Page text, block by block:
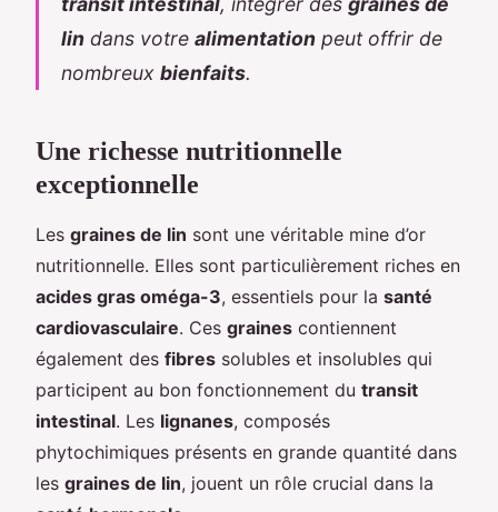
lin dans votre alimentation peut offrir de
nombreux bienfaits.
Une richesse nutritionnelle
exceptionnelle
Les graines de lin sont une véritable mine d’or
nutritionnelle. Elles sont particulièrement riches en
acides gras oméga-3, essentiels pour la santé
cardiovasculaire. Ces graines contiennent
également des fibres solubles et insolubles qui
participent au bon fonctionnement du transit
intestinal. Les lignanes, composés
phytochimiques présents en grande quantité dans
les graines de lin, jouent un rôle crucial dans la